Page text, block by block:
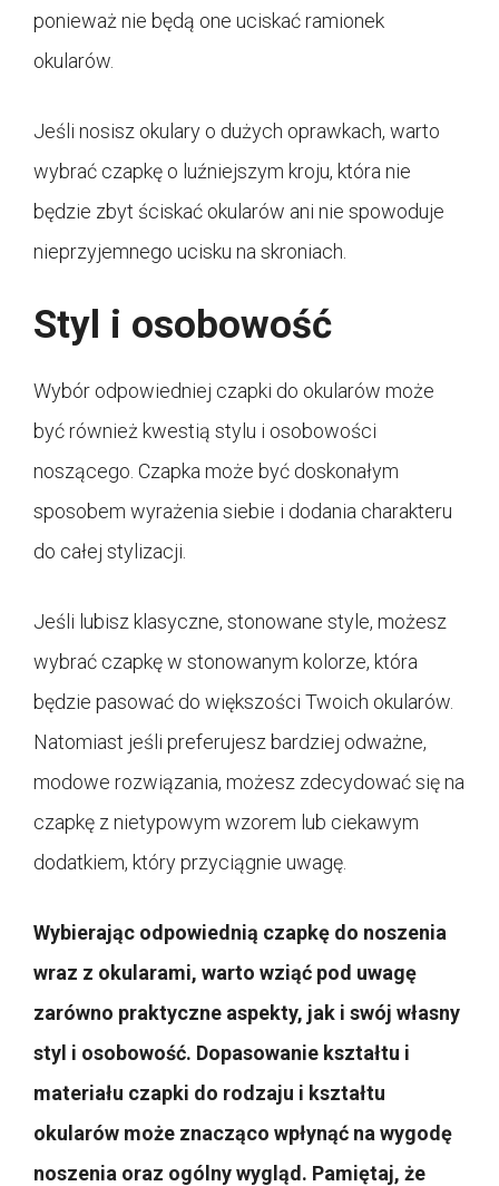
ponieważ nie będą one uciskać ramionek
okularów.
Jeśli nosisz okulary o dużych oprawkach, warto
wybrać czapkę o luźniejszym kroju, która nie
będzie zbyt ściskać okularów ani nie spowoduje
nieprzyjemnego ucisku na skroniach.
Styl i osobowość
Wybór odpowiedniej czapki do okularów może
być również kwestią stylu i osobowości
noszącego. Czapka może być doskonałym
sposobem wyrażenia siebie i dodania charakteru
do całej stylizacji.
Jeśli lubisz klasyczne, stonowane style, możesz
wybrać czapkę w stonowanym kolorze, która
będzie pasować do większości Twoich okularów.
Natomiast jeśli preferujesz bardziej odważne,
modowe rozwiązania, możesz zdecydować się na
czapkę z nietypowym wzorem lub ciekawym
dodatkiem, który przyciągnie uwagę.
Wybierając odpowiednią czapkę do noszenia
wraz z okularami, warto wziąć pod uwagę
zarówno praktyczne aspekty, jak i swój własny
styl i osobowość. Dopasowanie kształtu i
materiału czapki do rodzaju i kształtu
okularów może znacząco wpłynąć na wygodę
noszenia oraz ogólny wygląd. Pamiętaj, że